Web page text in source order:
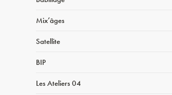
Mix’âges
Satellite
BIP
Les Ateliers 04